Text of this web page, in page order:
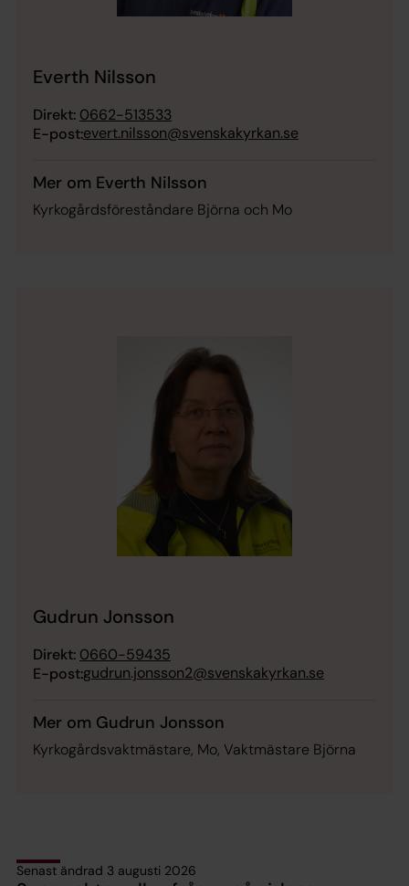
Everth Nilsson
Direkt: 0662-513533
E-post:evert.nilsson@svenskakyrkan.se
Mer om Everth Nilsson
Kyrkogårdsföreståndare Björna och Mo
Gudrun Jonsson
Direkt: 0660-59435
E-post:gudrun.jonsson2@svenskakyrkan.se
Mer om Gudrun Jonsson
Kyrkogårdsvaktmästare, Mo, Vaktmästare Björna
Senast ändrad 3 augusti 2026